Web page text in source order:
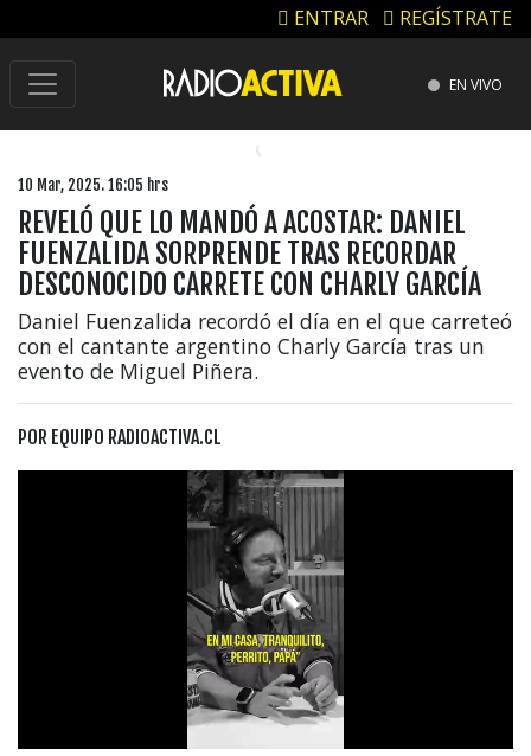
ENTRAR REGÍSTRATE
EN VIVO
10 Mar, 2025. 16:05 hrs
REVELÓ QUE LO MANDÓ A ACOSTAR: DANIEL
FUENZALIDA SORPRENDE TRAS RECORDAR
DESCONOCIDO CARRETE CON CHARLY GARCÍA
Daniel Fuenzalida recordó el día en el que carreteó
con el cantante argentino Charly García tras un
evento de Miguel Piñera.
POR EQUIPO RADIOACTIVA.CL